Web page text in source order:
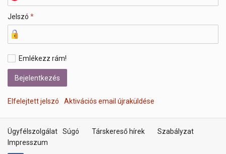
Jelszó *
Emlékezz rám!
Elfelejtett jelszó Aktivációs email újraküldése
Ügyfélszolgálat Súgó Társkereső hírek
Szabályzat
Impresszum